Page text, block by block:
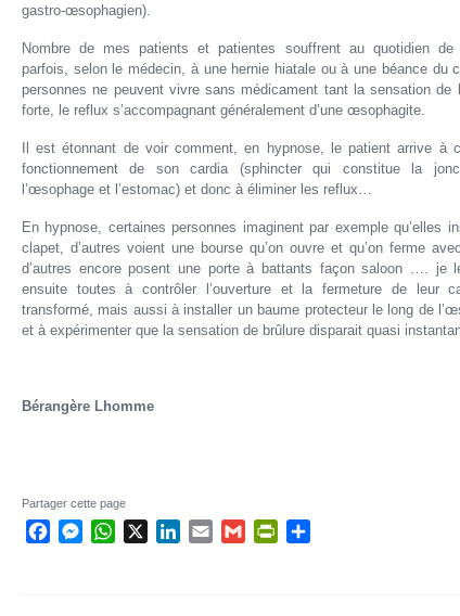
gastro-œsophagien).
Nombre de mes patients et patientes souffrent au quotidien
parfois, selon le médecin, à une hernie hiatale ou à une béance du
personnes ne peuvent vivre sans médicament tant la sensation de
forte, le reflux s’accompagnant généralement d’une œsophagite.
Il est étonnant de voir comment, en hypnose, le patient arrive à
fonctionnement de son cardia (sphincter qui constitue la
l’œsophage et l’estomac) et donc à éliminer les reflux…
En hypnose, certaines personnes imaginent par exemple qu’elles
clapet, d’autres voient une bourse qu’on ouvre et qu’on ferme
d’autres encore posent une porte à battants façon saloon …. je
ensuite toutes à contrôler l’ouverture et la fermeture de leur
transformé, mais aussi à installer un baume protecteur le long de
et à expérimenter que la sensation de brûlure disparait quasi
Bérangère Lhomme
Partager cette page
FacebookMessenger
WhatsAppLinkedIn
Email Gmail PrintFriendly